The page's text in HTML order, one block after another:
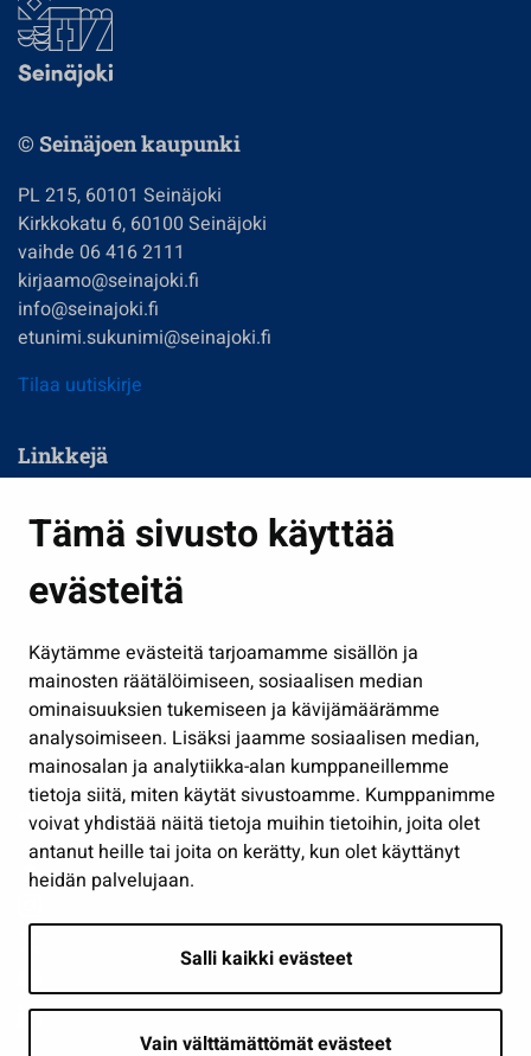
Tämä sivusto käyttää
evästeitä
Käytämme evästeitä tarjoamamme sisällön ja
mainosten räätälöimiseen, sosiaalisen median
ominaisuuksien tukemiseen ja kävijämäärämme
analysoimiseen. Lisäksi jaamme sosiaalisen median,
mainosalan ja analytiikka-alan kumppaneillemme
tietoja siitä, miten käytät sivustoamme. Kumppanimme
voivat yhdistää näitä tietoja muihin tietoihin, joita olet
antanut heille tai joita on kerätty, kun olet käyttänyt
heidän palvelujaan.
Salli kaikki evästeet
Vain välttämättömät evästeet
© Seinäjoen kaupunki
PL 215, 60101 Seinäjoki
Kirkkokatu 6, 60100 Seinäjoki
vaihde 06 416 2111
kirjaamo@seinajoki.fi
info@seinajoki.fi
etunimi.sukunimi@seinajoki.fi
Tilaa uutiskirje
Linkkejä
Kasvatus ja opetus
Kulttuuri ja liikunta
Työ ja yrittäminen
Osallistu ja asioi
Näytä omat evästeasetukseni
Seuraa meitä